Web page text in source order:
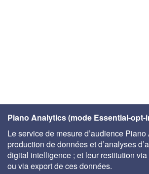
Piano Analytics (mode Essential-opt-
Le service de mesure d’audience
production de données et d’analyses
digital intelligence ; et leur restitution
ou via export de ces données.